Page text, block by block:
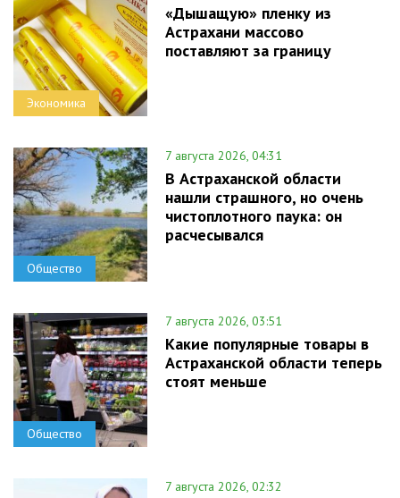
Экономика
«Дышащую» пленку из
Астрахани массово
поставляют за границу
Общество
7 августа 2026, 04:31
В Астраханской области
нашли страшного, но очень
чистоплотного паука: он
расчесывался
Общество
7 августа 2026, 03:51
Какие популярные товары в
Астраханской области теперь
стоят меньше
7 августа 2026, 02:32